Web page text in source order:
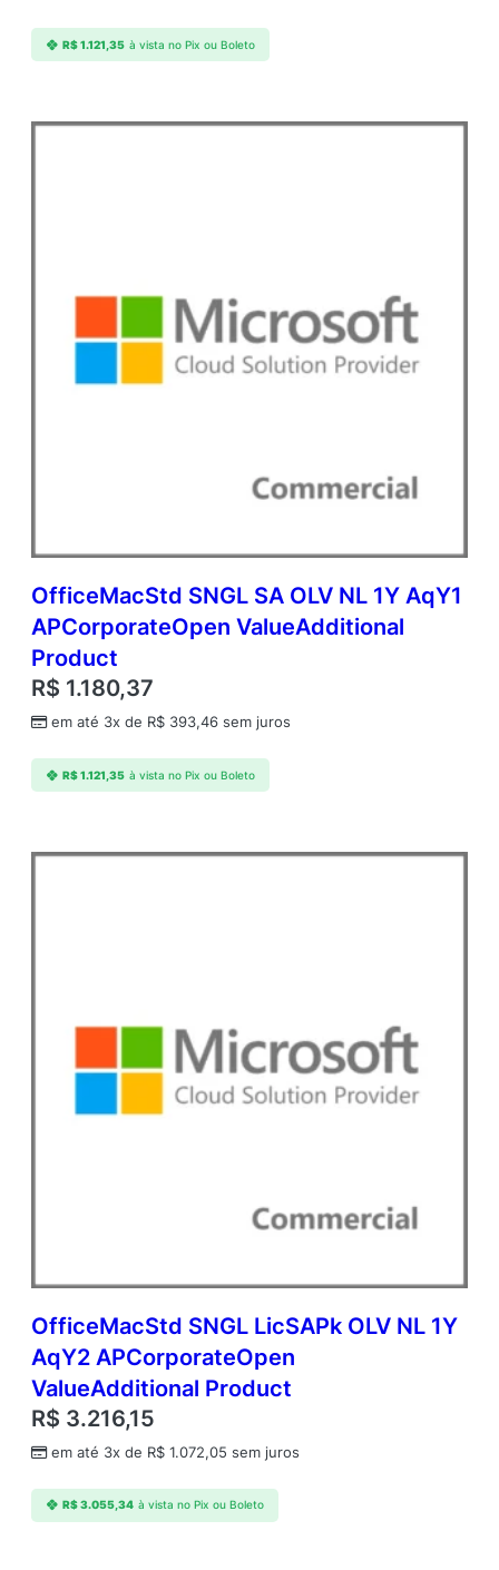
R$1.121,35 à vista no Pix ou Boleto
OfficeMacStd SNGL SA OLV NL 1Y AqY1
APCorporateOpen ValueAdditional
Product
R$ 1.180,37
em até 3x de R$ 393,46 sem juros
R$1.121,35 à vista no Pix ou Boleto
OfficeMacStd SNGL LicSAPk OLV NL 1Y
AqY2 APCorporateOpen
ValueAdditional Product
R$ 3.216,15
em até 3x de R$ 1.072,05 sem juros
R$3.055,34 à vista no Pix ou Boleto